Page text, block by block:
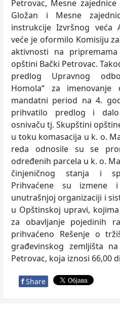
Petrovac, Mesne
Gložan i Mesne
instrukcije Izvršnog veća
veće je oformilo Komisiju
aktivnosti na
opštini Bački Petrovac.
predlog Upravnog
Homola“ za
mandatni period na 4.
prihvatilo predlog i
osnivaču tj. Skupštini
u toku komasacija u k. o.
reda odnosile su se
određenih parcela u k. o.
činjeničnog stanja i
Prihvaćene su izmene
unutrašnjoj organizaciji i
u Opštinskoj upravi,
za obavljanje pojedinih
prihvaćeno Rešenje o
građevinskog zemljišta
Petrovac, koja iznosi 66,00
f Share